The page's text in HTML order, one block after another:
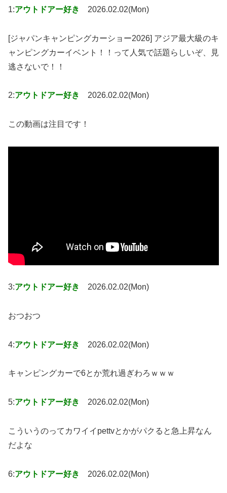
1:アウトドアー好き 2026.02.02(Mon)
[ジャパンキャンピングカーショー2026] アジア最大級のキ
ャンピングカーイベント！！って人気で話題らしいぞ、見
逃さないで！！
2:アウトドアー好き 2026.02.02(Mon)
この動画は注目です！
3:アウトドアー好き 2026.02.02(Mon)
おつおつ
4:アウトドアー好き 2026.02.02(Mon)
キャンピングカーで6とか荒れ過ぎわろｗｗｗ
5:アウトドアー好き 2026.02.02(Mon)
こういうのってカワイイpettvとかがパクると急上昇なん
だよな
6:アウトドアー好き 2026.02.02(Mon)